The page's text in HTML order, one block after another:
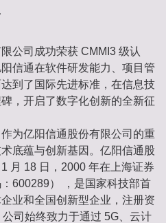
公司成功荣获 CMMI3 级认
信通在软件研发能力、项目管
到了国际先进标准，在信息技
，开启了数字化创新的全新征
为亿阳信通股份有限公司的重
底蕴与创新基因。亿阳信通股
月 18 日，2000 年在上海证券
600289） ，是国家科技部首
业和全国创新型企业，注册资
司始终致力于通过 5G、云计